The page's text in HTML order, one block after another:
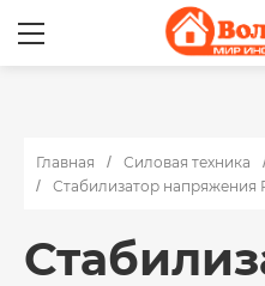
Главная Силовая техника
Стабилизатор напряжения